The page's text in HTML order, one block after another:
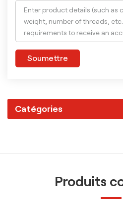
Soumettre
Catégories
Produits